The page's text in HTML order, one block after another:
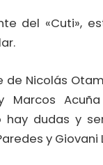
del «Cuti»,
Nicolás
Marcos
dudas y
y Giovani